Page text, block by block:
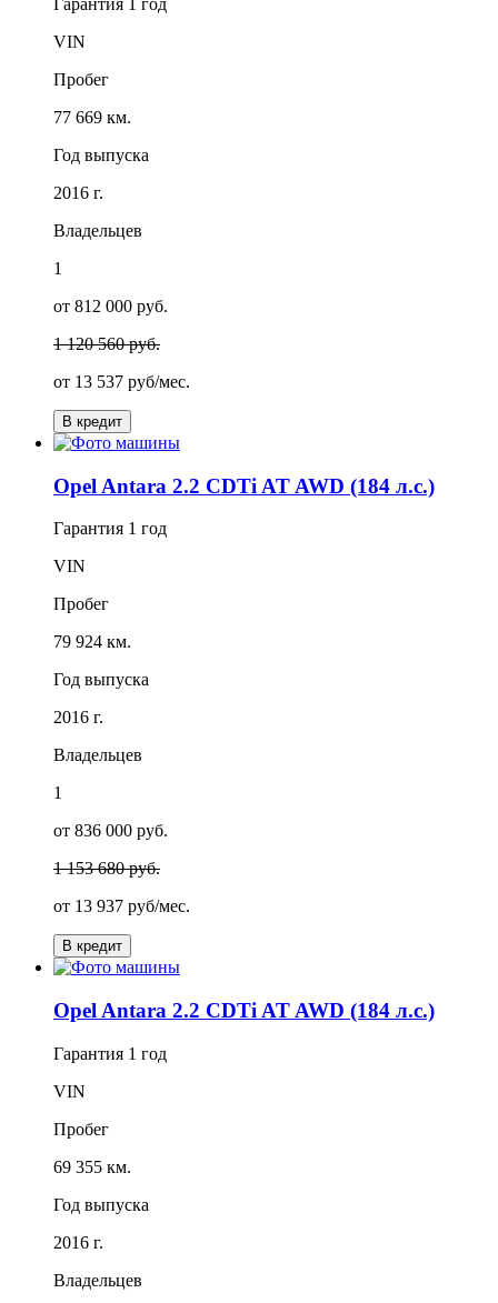
Гарантия
1 год
VIN
Пробег
77 669 км.
Год выпуска
2016 г.
Владельцев
1
от 812 000 руб.
1 120 560 руб.
от 13 537 руб/мес.
В кредит
Opel Antara 2.2 CDTi AT AWD (184 л.с.)
Гарантия 1 год
VIN
Пробег
79 924 км.
Год выпуска
2016 г.
Владельцев
1
от 836 000 руб.
1 153 680 руб.
от 13 937 руб/мес.
В кредит
Opel Antara 2.2 CDTi AT AWD (184 л.с.)
Гарантия 1 год
VIN
Пробег
69 355 км.
Год выпуска
2016 г.
Владельцев